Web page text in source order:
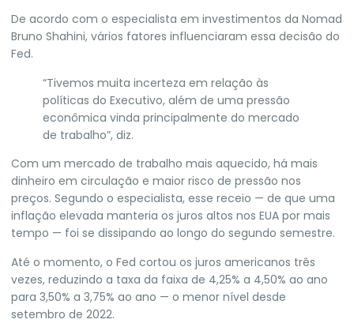
De acordo com o especialista em investimentos da Nomad
Bruno Shahini, vários fatores influenciaram essa decisão do
Fed.
“Tivemos muita incerteza em relação às
políticas do Executivo, além de uma pressão
econômica vinda principalmente do mercado
de trabalho”, diz.
Com um mercado de trabalho mais aquecido, há mais
dinheiro em circulação e maior risco de pressão nos
preços. Segundo o especialista, esse receio — de que uma
inflação elevada manteria os juros altos nos EUA por mais
tempo — foi se dissipando ao longo do segundo semestre.
Até o momento, o Fed cortou os juros americanos três
vezes, reduzindo a taxa da faixa de 4,25% a 4,50% ao ano
para 3,50% a 3,75% ao ano — o menor nível desde
setembro de 2022.